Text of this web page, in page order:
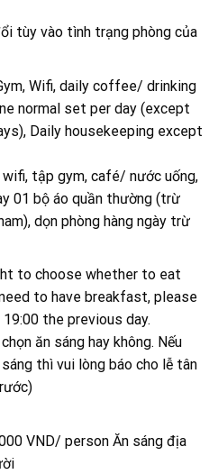
tùy vào tình trạng phòng của
Wifi, daily coffee/ drinking
normal set per day (except
Daily housekeeping except
wifi, tập gym, café/ nước uống,
01 bộ áo quần thường (trừ
dọn phòng hàng ngày trừ
to choose whether to eat
to have breakfast, please
the previous day.
ăn sáng hay không. Nếu
thì vui lòng báo cho lễ tân
VND/ person Ăn sáng địa